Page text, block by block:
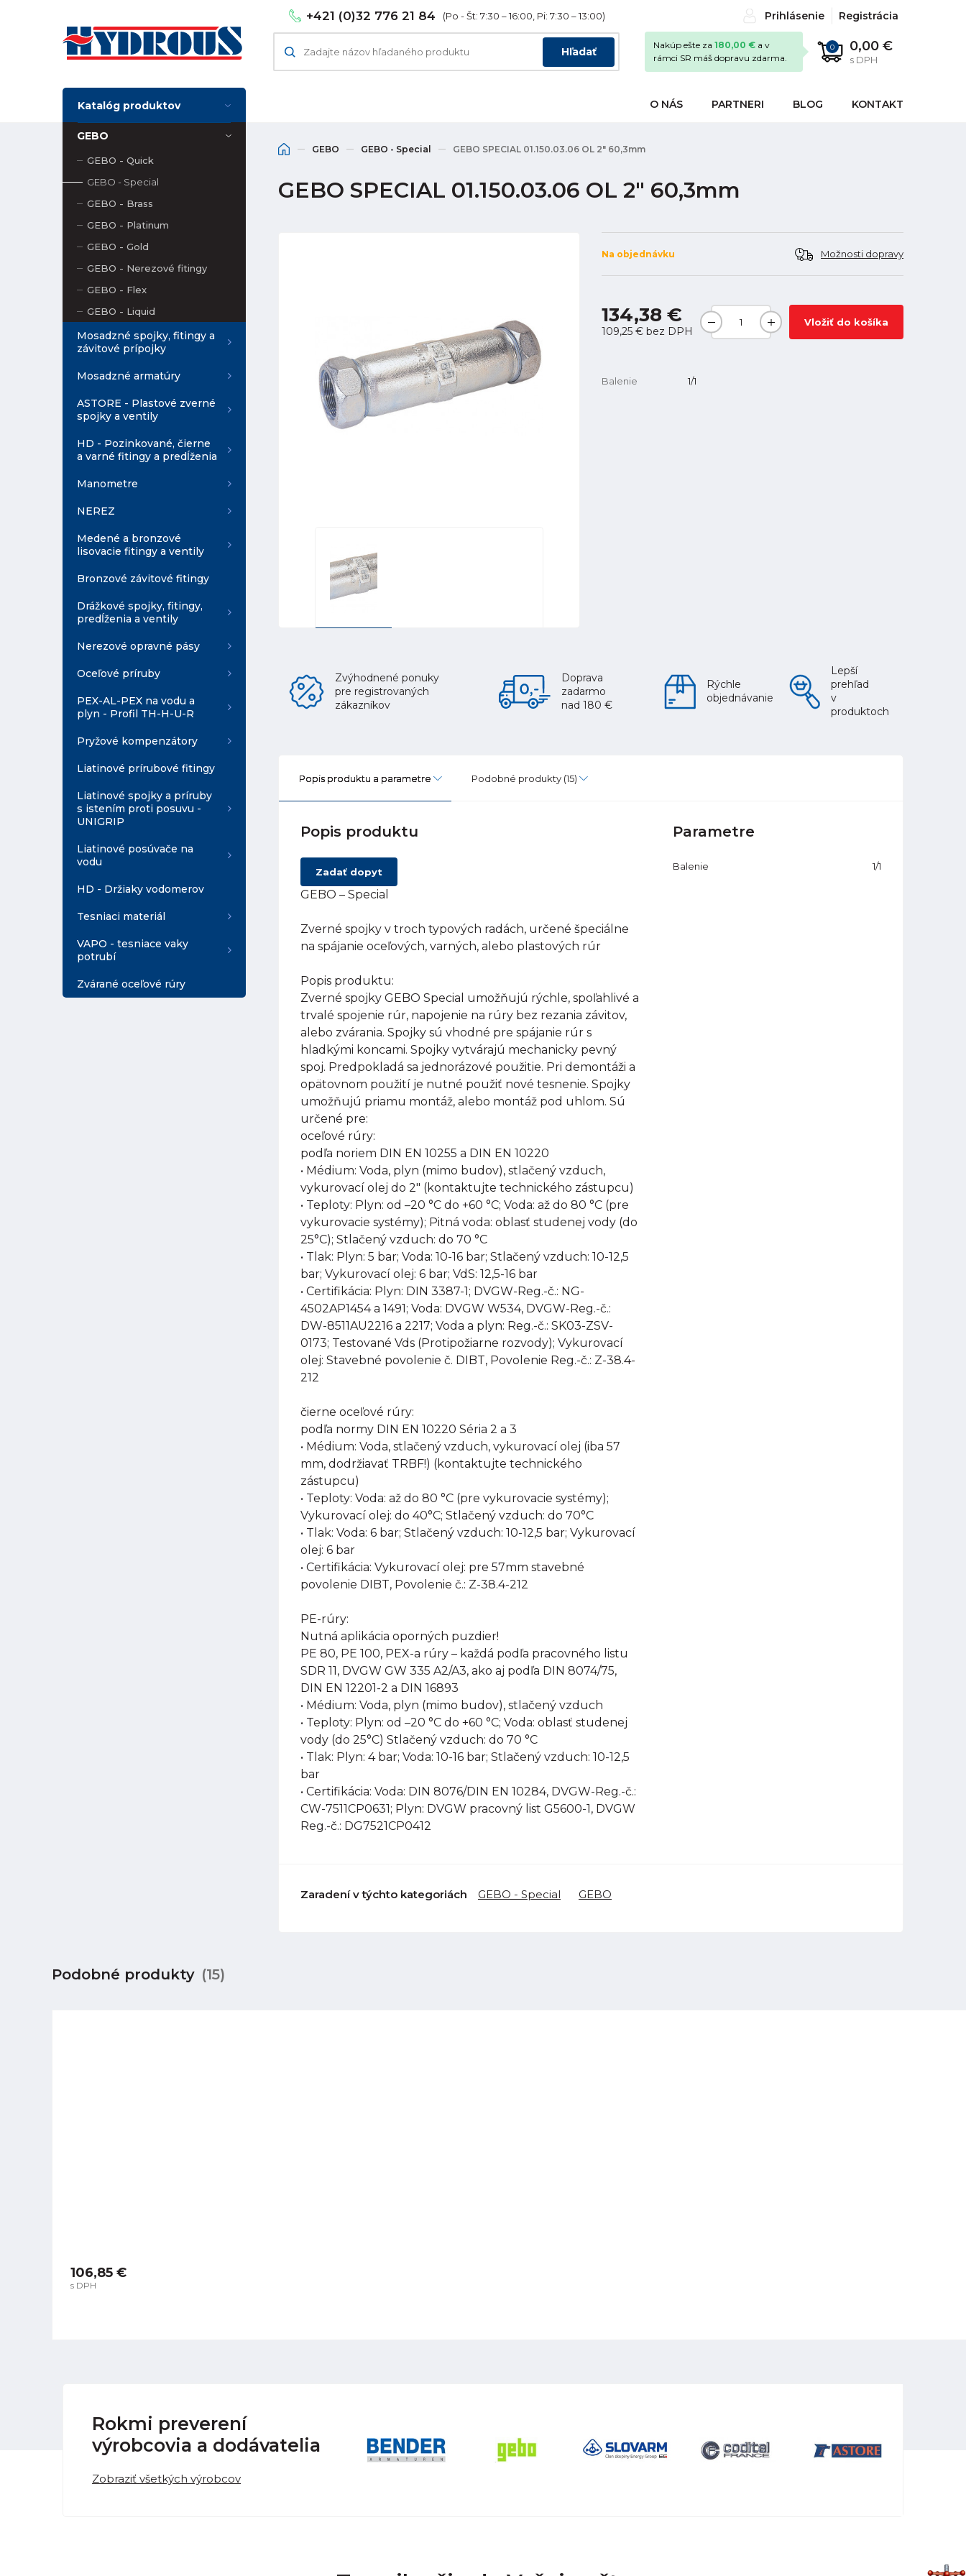
+421 (0)32 776 21 84 (Po - Št: 7:30 – 16:00, Pi: 7:30 – 13:00) Prihlásenie Registrácia
Hľadať 0 0,00 €
s DPH
Nakúp ešte za 180,00 € a v
rámci SR máš dopravu zdarma.
O NÁS PARTNERI BLOG KONTAKT
Katalóg produktov
GEBO
GEBO - Quick
GEBO - Special
GEBO - Brass
GEBO - Platinum
GEBO - Gold
GEBO - Nerezové fitingy
GEBO - Flex
GEBO - Liquid
Mosadzné spojky, fitingy a
závitové prípojky
Mosadzné armatúry
ASTORE - Plastové zverné
spojky a ventily
HD - Pozinkované, čierne
a varné fitingy a predĺženia
Manometre
NEREZ
Medené a bronzové
lisovacie fitingy a ventily
Bronzové závitové fitingy
Drážkové spojky, fitingy,
predĺženia a ventily
Nerezové opravné pásy
Oceľové príruby
PEX-AL-PEX na vodu a
plyn - Profil TH-H-U-R
Pryžové kompenzátory
Liatinové prírubové fitingy
Liatinové spojky a príruby
s istením proti posuvu -
UNIGRIP
Liatinové posúvače na
vodu
HD - Držiaky vodomerov
Tesniaci materiál
VAPO - tesniace vaky
potrubí
Zvárané oceľové rúry
GEBO GEBO - Special GEBO SPECIAL 01.150.03.06 OL 2" 60,3mm
GEBO SPECIAL 01.150.03.06 OL 2" 60,3mm
Na objednávku Možnosti dopravy
134,38 €
109,25 € bez DPH
Vložiť do košíka
Balenie 1/1
Zvýhodnené ponuky
pre registrovaných
zákazníkov
Doprava
zadarmo
nad 180 €
Rýchle
objednávanie
Lepší
prehľad
v
produktoch
Popis produktu a parametre Podobné produkty (15)
Popis produktu
Zadať dopyt
GEBO – Special
Zverné spojky v troch typových radách, určené špeciálne
na spájanie oceľových, varných, alebo plastových rúr
Popis produktu:
Zverné spojky GEBO Special umožňujú rýchle, spoľahlivé a
trvalé spojenie rúr, napojenie na rúry bez rezania závitov,
alebo zvárania. Spojky sú vhodné pre spájanie rúr s
hladkými koncami. Spojky vytvárajú mechanicky pevný
spoj. Predpokladá sa jednorázové použitie. Pri demontáži a
opätovnom použití je nutné použiť nové tesnenie. Spojky
umožňujú priamu montáž, alebo montáž pod uhlom. Sú
určené pre:
oceľové rúry:
podľa noriem DIN EN 10255 a DIN EN 10220
• Médium: Voda, plyn (mimo budov), stlačený vzduch,
vykurovací olej do 2" (kontaktujte technického zástupcu)
• Teploty: Plyn: od –20 °C do +60 °C; Voda: až do 80 °C (pre
vykurovacie systémy); Pitná voda: oblasť studenej vody (do
25°C); Stlačený vzduch: do 70 °C
• Tlak: Plyn: 5 bar; Voda: 10-16 bar; Stlačený vzduch: 10-12,5
bar; Vykurovací olej: 6 bar; VdS: 12,5-16 bar
• Certifikácia: Plyn: DIN 3387-1; DVGW-Reg.-č.: NG-
4502AP1454 a 1491; Voda: DVGW W534, DVGW-Reg.-č.:
DW-8511AU2216 a 2217; Voda a plyn: Reg.-č.: SK03-ZSV-
0173; Testované Vds (Protipožiarne rozvody); Vykurovací
olej: Stavebné povolenie č. DIBT, Povolenie Reg.-č.: Z-38.4-
212
čierne oceľové rúry:
podľa normy DIN EN 10220 Séria 2 a 3
• Médium: Voda, stlačený vzduch, vykurovací olej (iba 57
mm, dodržiavať TRBF!) (kontaktujte technického
zástupcu)
• Teploty: Voda: až do 80 °C (pre vykurovacie systémy);
Vykurovací olej: do 40°C; Stlačený vzduch: do 70°C
• Tlak: Voda: 6 bar; Stlačený vzduch: 10-12,5 bar; Vykurovací
olej: 6 bar
• Certifikácia: Vykurovací olej: pre 57mm stavebné
povolenie DIBT, Povolenie č.: Z-38.4-212
PE-rúry:
Nutná aplikácia oporných puzdier!
PE 80, PE 100, PEX-a rúry – každá podľa pracovného listu
SDR 11, DVGW GW 335 A2/A3, ako aj podľa DIN 8074/75,
DIN EN 12201-2 a DIN 16893
• Médium: Voda, plyn (mimo budov), stlačený vzduch
• Teploty: Plyn: od –20 °C do +60 °C; Voda: oblasť studenej
vody (do 25°C) Stlačený vzduch: do 70 °C
• Tlak: Plyn: 4 bar; Voda: 10-16 bar; Stlačený vzduch: 10-12,5
bar
• Certifikácia: Voda: DIN 8076/DIN EN 10284, DVGW-Reg.-č.:
CW-7511CP0631; Plyn: DVGW pracovný list G5600-1, DVGW
Reg.-č.: DG7521CP0412
Parametre
Balenie 1/1
Zaradení v týchto kategoriách GEBO - Special GEBO
Podobné produkty (15)
106,85 €
s DPH
Rokmi preverení
výrobcovia a dodávatelia
Zobraziť všetkých výrobcov